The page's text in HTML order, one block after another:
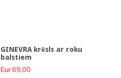
GINEVRA krēsls ar roku
balstiem
Eur 69,00